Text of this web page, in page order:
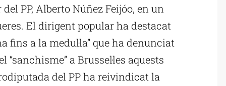
PP, Alberto Núñez Feijóo, en un
El dirigent popular ha destacat
fins a la medul·la” que ha denunciat
a Brussel·les aquests
del PP ha reivindicat la